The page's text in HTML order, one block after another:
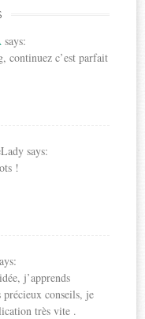
says:
continuez c’est parfait
says:
!
j’apprends
conseils, je
très vite .